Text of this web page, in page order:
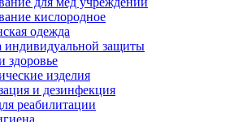
кислородное
одежда
индивидуальной защиты
здоровье
изделия
и дезинфекция
реабилитации